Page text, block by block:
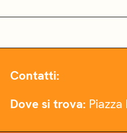
Contatti:
Dove si trova: